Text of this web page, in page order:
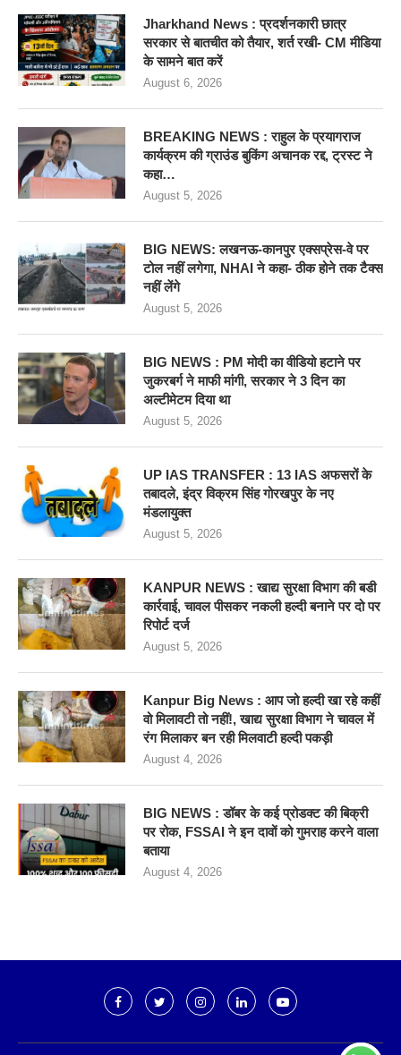
Jharkhand News : प्रदर्शनकारी छात्र
सरकार से बातचीत को तैयार, शर्त रखी- CM मीडिया
के सामने बात करें
August 6, 2026
BREAKING NEWS : राहुल के प्रयागराज
कार्यक्रम की ग्राउंड बुकिंग अचानक रद्द, ट्रस्ट ने
कहा…
August 5, 2026
BIG NEWS: लखनऊ-कानपुर एक्सप्रेस-वे पर
टोल नहीं लगेगा, NHAI ने कहा- ठीक होने तक टैक्स
नहीं लेंगे
August 5, 2026
BIG NEWS : PM मोदी का वीडियो हटाने पर
जुकरबर्ग ने माफी मांगी, सरकार ने 3 दिन का
अल्टीमेटम दिया था
August 5, 2026
UP IAS TRANSFER : 13 IAS अफसरों के
तबादले, इंद्र विक्रम सिंह गोरखपुर के नए
मंडलायुक्त
August 5, 2026
KANPUR NEWS : खाद्य सुरक्षा विभाग की बडी
कार्रवाई, चावल पीसकर नकली हल्दी बनाने पर दो पर
रिपोर्ट दर्ज
August 5, 2026
Kanpur Big News : आप जो हल्दी खा रहे कहीं
वो मिलावटी तो नहीं!, खाद्य सुरक्षा विभाग ने चावल में
रंग मिलाकर बन रही मिलवाटी हल्दी पकड़ी
August 4, 2026
BIG NEWS : डॉबर के कई प्रोडक्ट की बिक्री
पर रोक, FSSAI ने इन दावों को गुमराह करने वाला
बताया
August 4, 2026